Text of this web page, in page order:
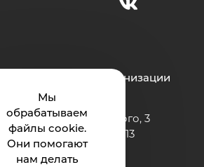
Мы
обрабатываем
файлы cookie.
Они помогают
нам делать
организации
Григория Кукуевицкого, 3
тел.: +7 (3462) 550-413
inteh@ugrasu.ru